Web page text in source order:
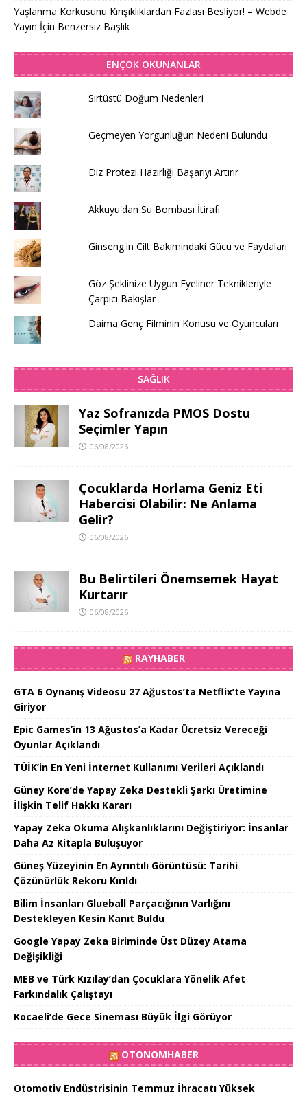
Yaşlanma Korkusunu Kırışıklıklardan Fazlası Besliyor! – Webde
Yayın İçin Benzersiz Başlık
ENÇOK OKUNANLAR
Sırtüstü Doğum Nedenleri
Geçmeyen Yorgunluğun Nedeni Bulundu
Diz Protezi Hazırlığı Başarıyı Artırır
Akkuyu'dan Su Bombası İtirafı
Ginseng'in Cilt Bakımındaki Gücü ve Faydaları
Göz Şeklinize Uygun Eyeliner Teknikleriyle
Çarpıcı Bakışlar
Daima Genç Filminin Konusu ve Oyuncuları
SAĞLIK
Yaz Sofranızda PMOS Dostu
Seçimler Yapın
06/08/2026
Çocuklarda Horlama Geniz Eti
Habercisi Olabilir: Ne Anlama
Gelir?
06/08/2026
Bu Belirtileri Önemsemek Hayat
Kurtarır
06/08/2026
RAYHABER
GTA 6 Oynanış Videosu 27 Ağustos’ta Netflix’te Yayına
Giriyor
Epic Games’in 13 Ağustos’a Kadar Ücretsiz Vereceği
Oyunlar Açıklandı
TÜİK’in En Yeni İnternet Kullanımı Verileri Açıklandı
Güney Kore’de Yapay Zeka Destekli Şarkı Üretimine
İlişkin Telif Hakkı Kararı
Yapay Zeka Okuma Alışkanlıklarını Değiştiriyor: İnsanlar
Daha Az Kitapla Buluşuyor
Güneş Yüzeyinin En Ayrıntılı Görüntüsü: Tarihi
Çözünürlük Rekoru Kırıldı
Bilim İnsanları Glueball Parçacığının Varlığını
Destekleyen Kesin Kanıt Buldu
Google Yapay Zeka Biriminde Üst Düzey Atama
Değişikliği
MEB ve Türk Kızılay’dan Çocuklara Yönelik Afet
Farkındalık Çalıştayı
Kocaeli’de Gece Sineması Büyük İlgi Görüyor
OTONOMHABER
Otomotiv Endüstrisinin Temmuz İhracatı Yüksek